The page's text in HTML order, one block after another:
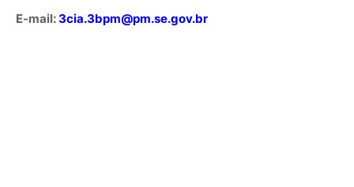
E-mail:3cia.3bpm@pm.se.gov.br